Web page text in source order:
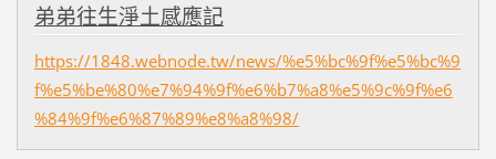
弟弟往生淨土感應記
https://1848.webnode.tw/news/%e5%bc%9f%e5%bc%9
f%e5%be%80%e7%94%9f%e6%b7%a8%e5%9c%9f%e6
%84%9f%e6%87%89%e8%a8%98/